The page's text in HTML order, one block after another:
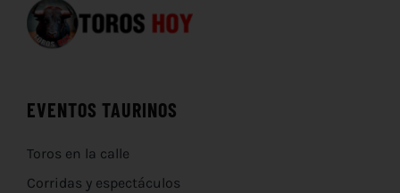
EVENTOS TAURINOS
Toros en la calle
Corridas y espectáculos